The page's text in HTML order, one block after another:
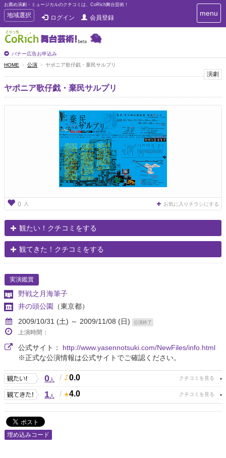
お薦め演劇・ミュージカルのクチコミは、CoRich舞台芸術！
T
o
g
g
e
n
a
v
i
地域選択 ログイン 会員登録
バナー広告お申込み
T
o
i
menu
HOME 公演 ヤポニア歌仔戯・棄民サルプリ
演劇
ヤポニア歌仔戯・棄民サルプリ
0 人 お気に入りチラシにする
観たい！クチコミをする
観てきた！クチコミをする
実演鑑賞
野戦之月海筆子
井の頭公園
（東京都）
2009/10/31 (土) ～ 2009/11/08 (日)
公演終了
上演時間：
公式サイト： http://www.yasennotsuki.com/NewFiles/info.html
※正式な公演情報は公式サイトでご確認ください。
0人 / 0.0
1人 / 4.0
埋め込みコード